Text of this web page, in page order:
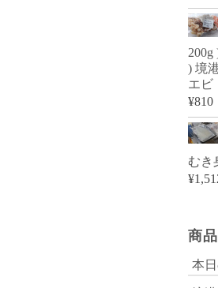
) 境
エビ
¥810
むき
¥
商
本